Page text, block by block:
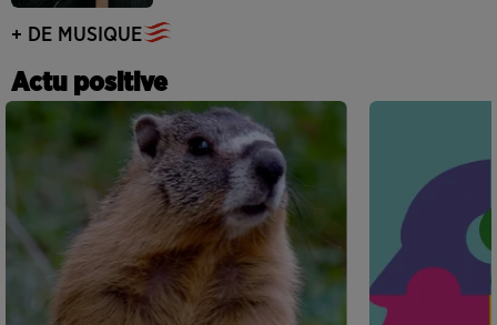
+ DE MUSIQUE
Actu positive